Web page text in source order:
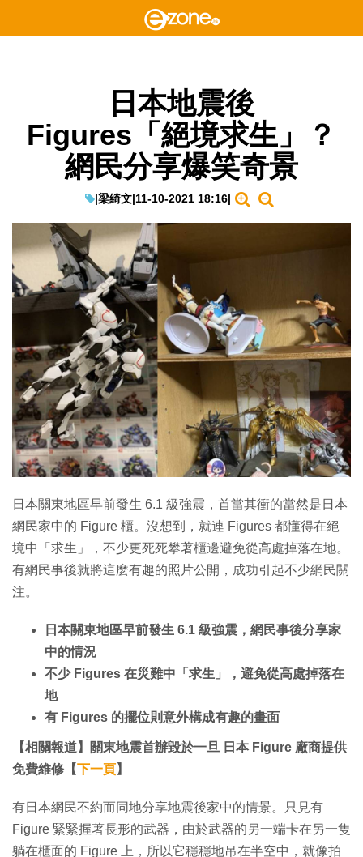
日本地震後
Figures「絕境求生」？
網民分享爆笑奇景
|梁綺文|11-10-2021 18:16|
日本關東地區早前發生 6.1 級強震，首當其衝的當然是日本
網民家中的 Figure 櫃。沒想到，就連 Figures 都懂得在絕
境中「求生」，不少更死死攀著櫃邊避免從高處掉落在地。
有網民事後就將這麽有趣的照片公開，成功引起不少網民關
注。
日本關東地區早前發生 6.1 級強震，網民事後分享家
中的情況
不少 Figures 在災難中「求生」，避免從高處掉落在
地
有 Figures 的擺位則意外構成有趣的畫面
【相關報道】關東地震首辦毀於一旦 日本 Figure 廠商提供
免費維修【下一頁】
有日本網民不約而同地分享地震後家中的情景。只見有
Figure 緊緊握著長形的武器，由於武器的另一端卡在另一隻
躺在櫃面的 Figure 上，所以它穩穩地吊在半空中，就像拍